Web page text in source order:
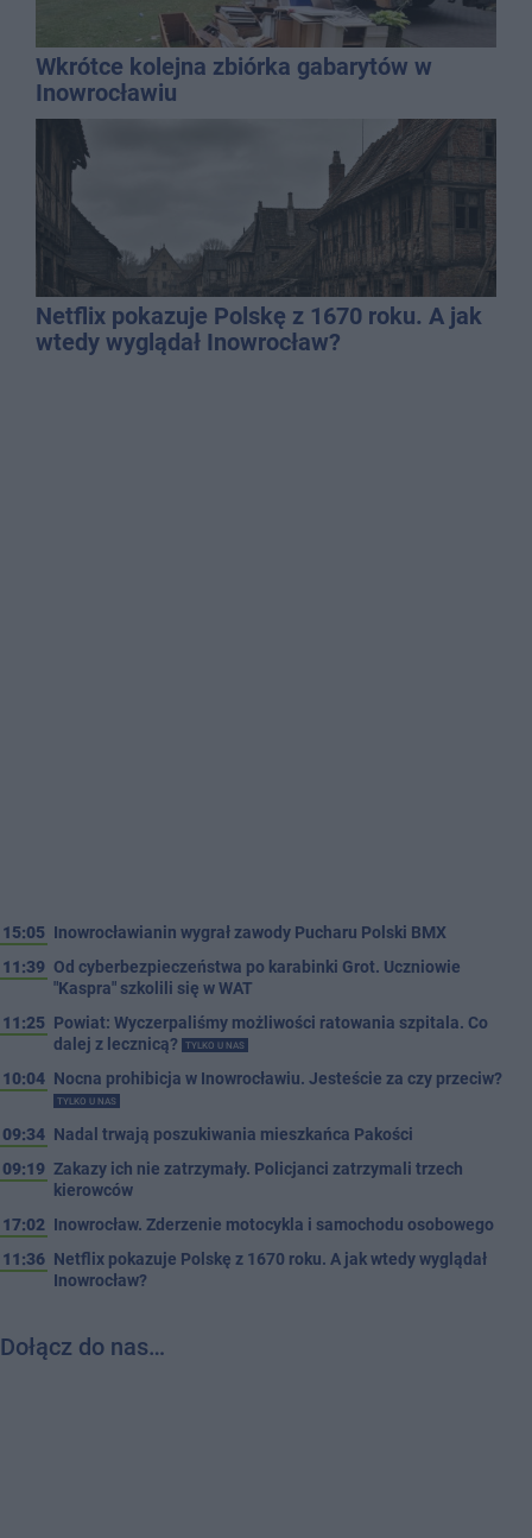
Wkrótce kolejna zbiórka gabarytów w
Inowrocławiu
Netflix pokazuje Polskę z 1670 roku. A jak
wtedy wyglądał Inowrocław?
15:05 Inowrocławianin wygrał zawody Pucharu Polski BMX
11:39 Od cyberbezpieczeństwa po karabinki Grot. Uczniowie
"Kaspra" szkolili się w WAT
11:25 Powiat: Wyczerpaliśmy możliwości ratowania szpitala. Co
dalej z lecznicą?
TYLKO U NAS
10:04 Nocna prohibicja w Inowrocławiu. Jesteście za czy przeciw?
TYLKO U NAS
09:34 Nadal trwają poszukiwania mieszkańca Pakości
09:19 Zakazy ich nie zatrzymały. Policjanci zatrzymali trzech
kierowców
17:02 Inowrocław. Zderzenie motocykla i samochodu osobowego
11:36 Netflix pokazuje Polskę z 1670 roku. A jak wtedy wyglądał
Inowrocław?
Dołącz do nas…